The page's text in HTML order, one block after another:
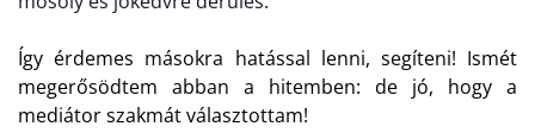
Így érdemes másokra hatással lenni, segíteni! Ismét
megerősödtem abban a hitemben: de jó, hogy a
mediátor szakmát választottam!